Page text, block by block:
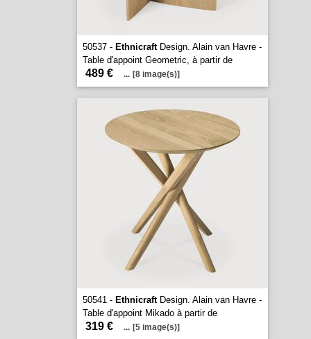
50537 - EthnicraftDesign. Alain van Havre -
Table d'appoint Geometric, à partir de
489 € ... [8 image(s)]
50541 - EthnicraftDesign. Alain van Havre -
Table d'appoint Mikado à partir de
319 € ... [5 image(s)]